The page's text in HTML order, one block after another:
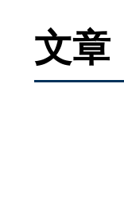
文章